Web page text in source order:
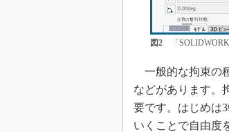
図2「
一般的な拘束の
などがあります。
要です。はじめは
いくことで自由度